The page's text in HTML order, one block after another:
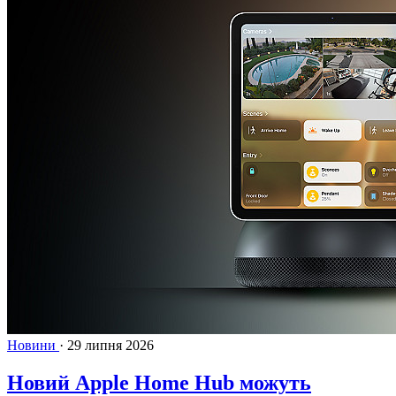
Новини · 29 липня 2026
Новий Apple Home Hub можуть